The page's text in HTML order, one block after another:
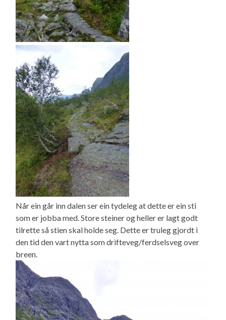
Når ein går inn dalen ser ein tydeleg at dette er ein sti
som er jobba med. Store steiner og heller er lagt godt
tilrette så stien skal holde seg. Dette er truleg gjordt i
den tid den vart nytta som drifteveg/ferdselsveg over
breen.